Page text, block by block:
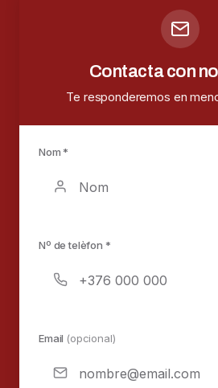
Contacta con
Te responderemos en
Nom *
Nº de telèfon *
Email (opcional)